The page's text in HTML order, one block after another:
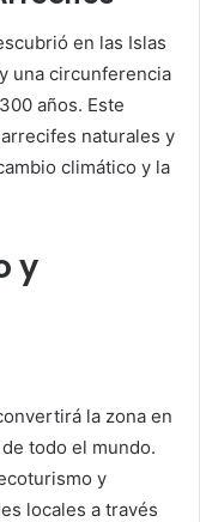
en las Islas
una circunferencia
años. Este
naturales y
climático y la
y
la zona en
todo el mundo.
y
locales a través